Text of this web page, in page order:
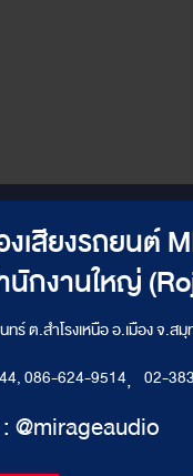
งเสียงรถยนต์
สำนักงานใหญ่
ร์ ต.สำโรงเหนือ อ.เมือง จ.ส
086-624-9514, 02-
@mirageaudio